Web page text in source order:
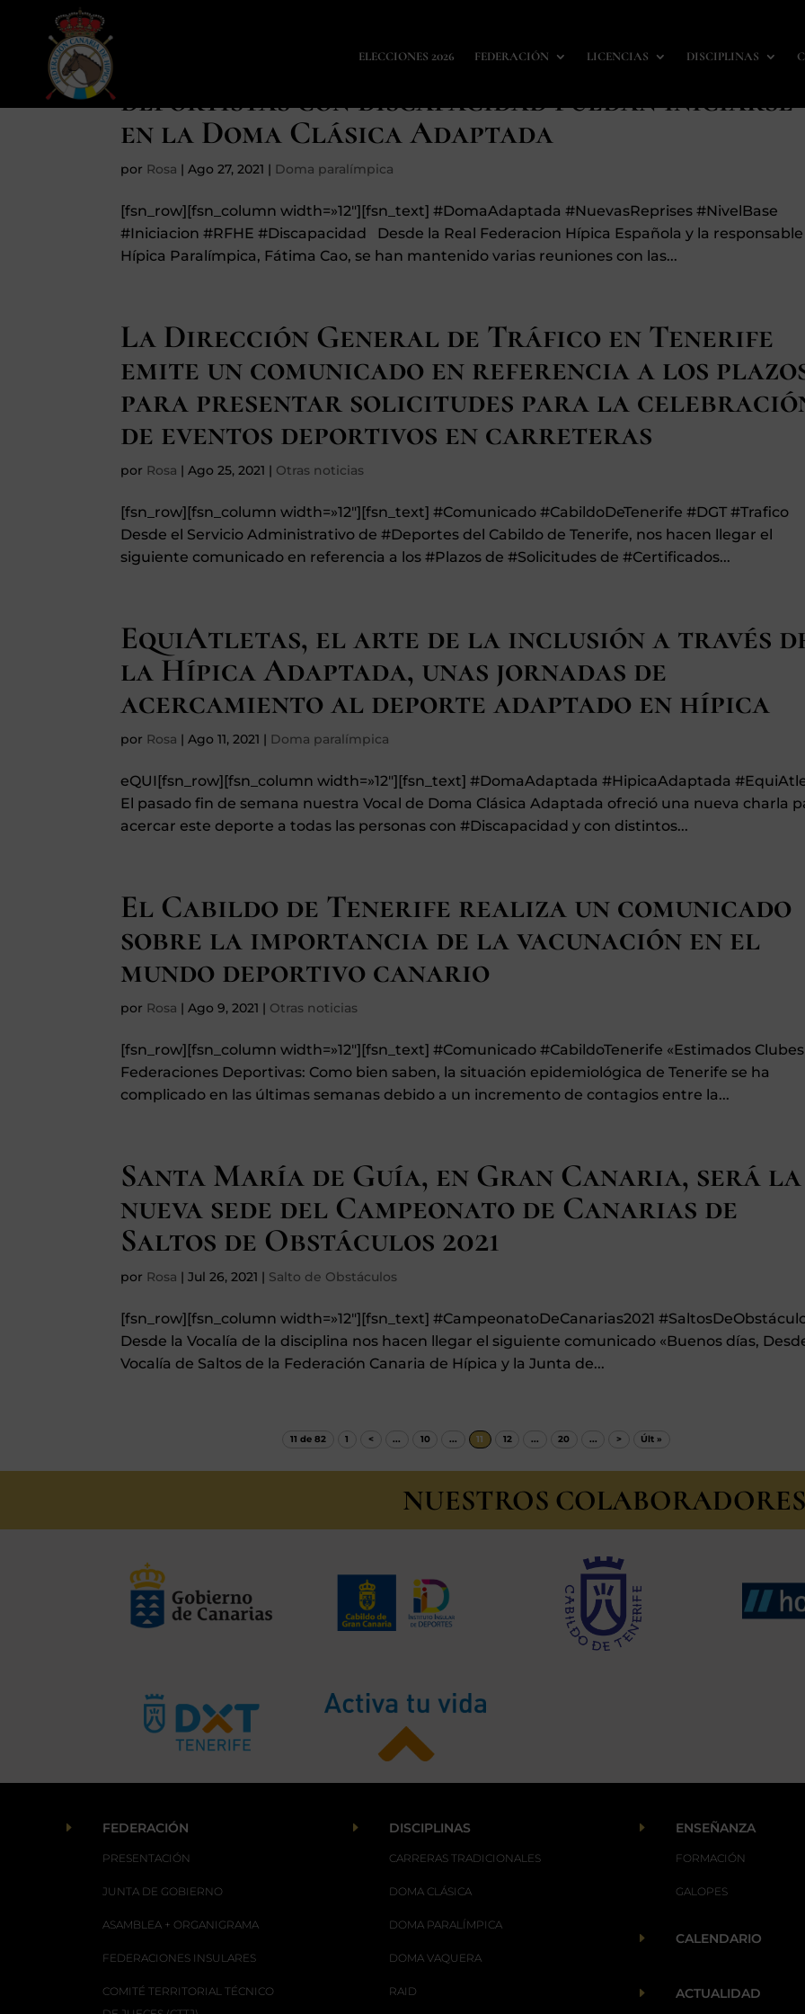
ELECCIONES 2026 FEDERACIÓN LICENCIAS DISCIPLINAS
Nuevas reprises nivel base para que los
deportistas con discapacidad puedan iniciarse
en la Doma Clásica Adaptada
por Rosa |Ago 27, 2021 | Doma paralímpica
[fsn_row][fsn_column width=»12″][fsn_text] #DomaAdaptada #NuevasReprises #NivelBase
#Iniciacion #RFHE #Discapacidad Desde la Real Federacion Hípica Española y la
Hípica Paralímpica, Fátima Cao, se han mantenido varias reuniones con las...
La Dirección General de Tráfico en Tenerife
emite un comunicado en referencia a los
para presentar solicitudes para la
de eventos deportivos en carreteras
por Rosa |Ago 25, 2021 | Otras noticias
[fsn_row][fsn_column width=»12″][fsn_text] #Comunicado #CabildoDeTenerife #DGT #Trafico
Desde el Servicio Administrativo de #Deportes del Cabildo de Tenerife, nos hacen llegar el
siguiente comunicado en referencia a los #Plazos de #Solicitudes de #Certificados...
EquiAtletas, el arte de la inclusión a través
la Hípica Adaptada, unas jornadas de
acercamiento al deporte adaptado en hípica
por Rosa |Ago 11, 2021 | Doma paralímpica
eQUI[fsn_row][fsn_column width=»12″][fsn_text] #DomaAdaptada #HipicaAdaptada
El pasado fin de semana nuestra Vocal de Doma Clásica Adaptada ofreció una nueva charla
acercar este deporte a todas las personas con #Discapacidad y con distintos...
El Cabildo de Tenerife realiza un comunicado
sobre la importancia de la vacunación en el
mundo deportivo canario
por Rosa |Ago 9, 2021 | Otras noticias
[fsn_row][fsn_column width=»12″][fsn_text] #Comunicado #CabildoTenerife «Estimados
Federaciones Deportivas: Como bien saben, la situación epidemiológica de Tenerife se ha
complicado en las últimas semanas debido a un incremento de contagios entre la...
Santa María de Guía, en Gran Canaria, será la
nueva sede del Campeonato de Canarias de
Saltos de Obstáculos 2021
por Rosa |Jul 26, 2021 | Salto de Obstáculos
[fsn_row][fsn_column width=»12″][fsn_text] #CampeonatoDeCanarias2021
Desde la Vocalía de la disciplina nos hacen llegar el siguiente comunicado «Buenos días,
Vocalía de Saltos de la Federación Canaria de Hípica y la Junta de...
11 de 82 1 < ... 10 ... 11 12 ... 20 ... > Últ »
NUESTROS COLABORADORES
E FEDERACIÓN
PRESENTACIÓN
JUNTA DE GOBIERNO
ASAMBLEA + ORGANIGRAMA
FEDERACIONES INSULARES
COMITÉ TERRITORIAL TÉCNICO
E DISCIPLINAS
CARRERAS TRADICIONALES
DOMA CLÁSICA
DOMA PARALÍMPICA
DOMA VAQUERA
RAID
E ENSEÑANZA
FORMACIÓN
GALOPES
E CALENDARIO
E ACTUALIDAD